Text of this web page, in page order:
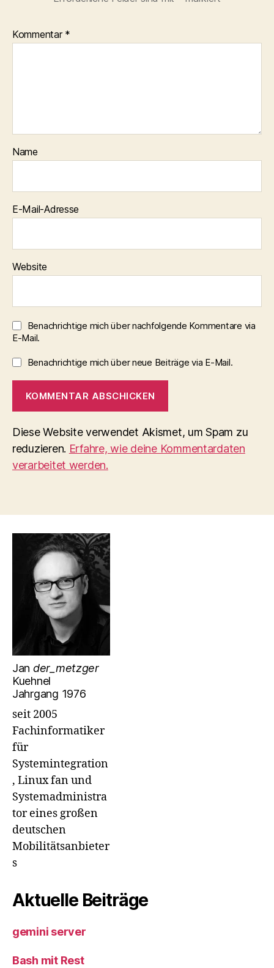
Kommentar *
Name
E-Mail-Adresse
Website
Benachrichtige mich über nachfolgende Kommentare via
E-Mail.
Benachrichtige mich über neue Beiträge via E-Mail.
Diese Website verwendet Akismet, um Spam zu
reduzieren. Erfahre, wie deine Kommentardaten
verarbeitet werden.
Jan der_metzger
Kuehnel
Jahrgang 1976
seit 2005
Fachinformatiker
für
Systemintegration
, Linux fan und
Systemadministra
tor eines großen
deutschen
Mobilitätsanbieter
s
Aktuelle Beiträge
gemini server
Bash mit Rest